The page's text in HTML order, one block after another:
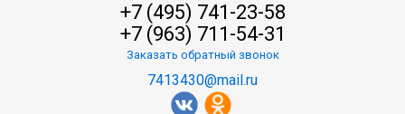
+7 (495) 741-23-58
+7 (963) 711-54-31
Заказать обратный звонок
7413430@mail.ru